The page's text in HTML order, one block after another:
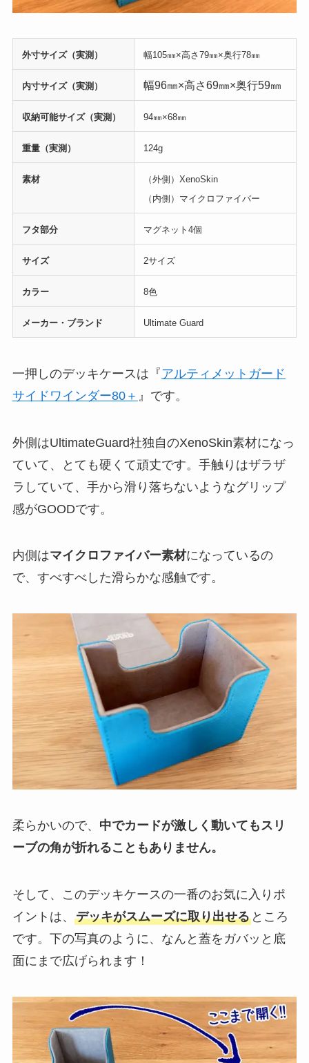
外寸サイズ（実測） 幅105㎜×高さ79㎜×奥行78㎜
内寸サイズ（実測） 幅96㎜×高さ69㎜×奥行59㎜
収納可能サイズ（実測） 94㎜×68㎜
重量（実測） 124g
素材
（外側）XenoSkin
（内側）マイクロファイバー
フタ部分 マグネット4個
サイズ 2サイズ
カラー 8色
メーカー・ブランド Ultimate Guard
一押しのデッキケースは『アルティメットガード
サイドワインダー80＋ 』です。
外側はUltimateGuard社独自のXenoSkin素材になっ
ていて、とても硬くて頑丈です。手触りはザラザ
ラしていて、手から滑り落ちないようなグリップ
感がGOODです。
内側はマイクロファイバー素材になっているの
で、すべすべした滑らかな感触です。
柔らかいので、 中でカードが激しく動いてもスリ
ーブの角が折れることもありません。
そして、このデッキケースの一番のお気に入りポ
イントは、 デッキがスムーズに取り出せるところ
です。下の写真のように、なんと蓋をガバッと底
面にまで広げられます！